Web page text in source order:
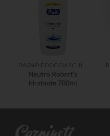
Neutro Robert’s
Idratante 700ml